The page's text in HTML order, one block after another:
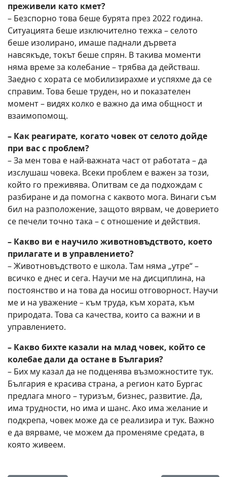
преживели като кмет?
– Безспорно това беше бурята през 2022 година.
Ситуацията беше изключително тежка – селото
беше изолирано, имаше паднали дървета
навсякъде, токът беше спрян. В такива моменти
няма време за колебание – трябва да действаш.
Заедно с хората се мобилизирахме и успяхме да се
справим. Това беше труден, но и показателен
момент – видях колко е важно да има общност и
взаимопомощ.
– Как реагирате, когато човек от селото дойде
при вас с проблем?
– За мен това е най-важната част от работата – да
изслушаш човека. Всеки проблем е важен за този,
който го преживява. Опитвам се да подхождам с
разбиране и да помогна с каквото мога. Винаги съм
бил на разположение, защото вярвам, че доверието
се печели точно така – с отношение и действия.
– Какво ви е научило животновъдството, което
прилагате и в управлението?
– Животновъдството е школа. Там няма „утре“ –
всичко е днес и сега. Научи ме на дисциплина, на
постоянство и на това да носиш отговорност. Научи
ме и на уважение – към труда, към хората, към
природата. Това са качества, които са важни и в
управлението.
– Какво бихте казали на млад човек, който се
колебае дали да остане в България?
– Бих му казал да не подценява възможностите тук.
България е красива страна, а регион като Бургас
предлага много – туризъм, бизнес, развитие. Да,
има трудности, но има и шанс. Ако има желание и
подкрепа, човек може да се реализира и тук. Важно
е да вярваме, че можем да променяме средата, в
която живеем.